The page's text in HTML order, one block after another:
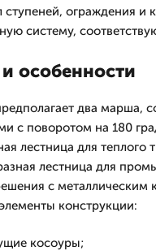
ограждения и
систему,
особенности
два марша,
с поворотом на 180
лестница для теплого
лестница для
с металлическим
конструкции:
косоуры;